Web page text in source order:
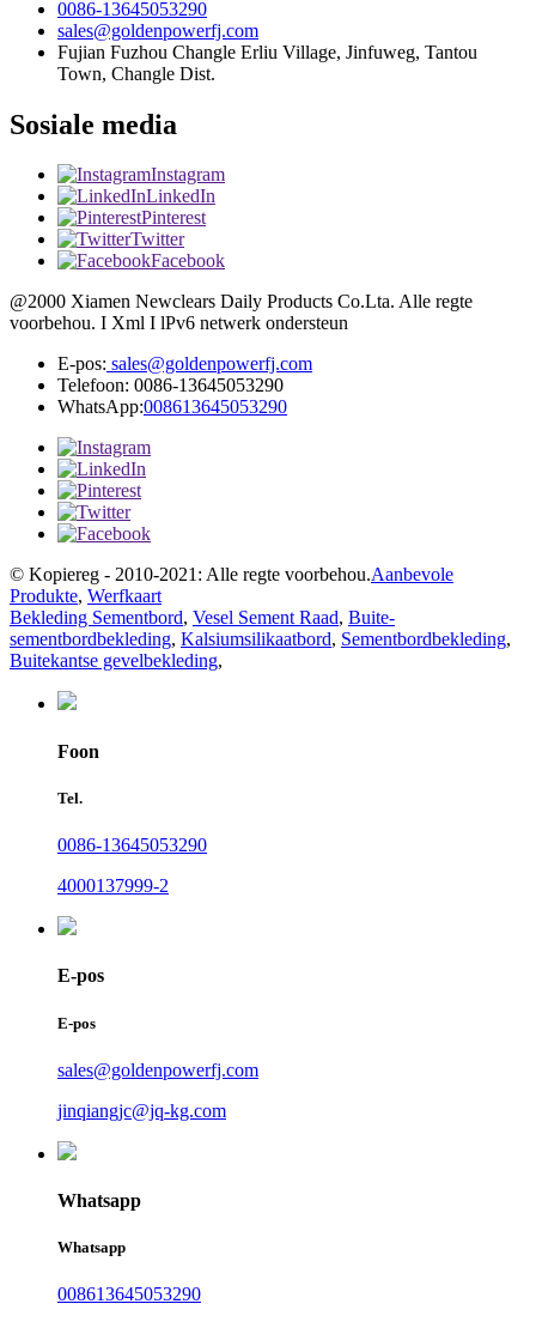
0086-13645053290
sales@goldenpowerfj.com
Fujian Fuzhou Changle Erliu Village, Jinfuweg, Tantou
Town, Changle Dist.
Sosiale media
Instagram
LinkedIn
Pinterest
Twitter
Facebook
@2000 Xiamen Newclears Daily Products Co.Lta. Alle regte
voorbehou. I Xml I lPv6 netwerk ondersteun
E-pos: sales@goldenpowerfj.com
Telefoon: 0086-13645053290
WhatsApp:008613645053290
© Kopiereg - 2010-2021: Alle regte voorbehou.Aanbevole
Produkte, Werfkaart
Bekleding Sementbord, Vesel Sement Raad, Buite-
sementbordbekleding, Kalsiumsilikaatbord, Sementbordbekleding,
Buitekantse gevelbekleding,
Foon
Tel.
0086-13645053290
4000137999-2
E-pos
E-pos
sales@goldenpowerfj.com
jinqiangjc@jq-kg.com
Whatsapp
Whatsapp
008613645053290